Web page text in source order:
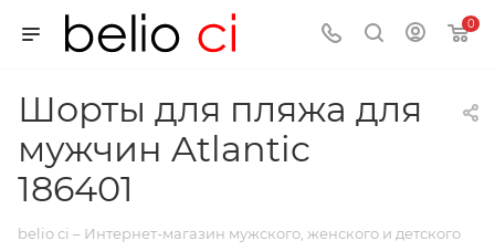
0
Шорты для пляжа для
мужчин Atlantic
186401
belio ci – Интернет-магазин мужского, женского и детского